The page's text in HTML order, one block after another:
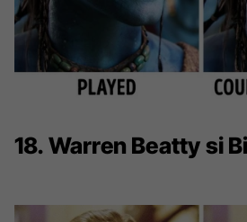
18. Warren Beatty si